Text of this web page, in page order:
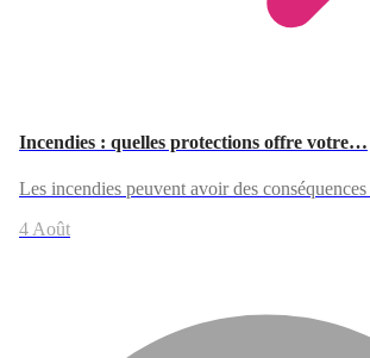
Incendies : quelles protections offre votre…
Les incendies peuvent avoir des
4 Août